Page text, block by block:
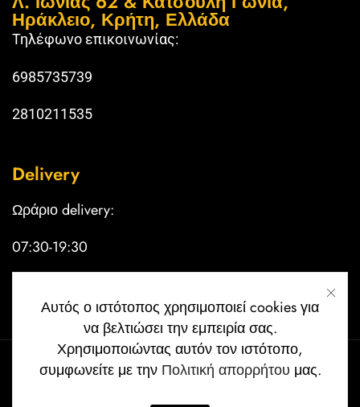
Αυτός ο ιστότοπος χρησιμοποιεί cookies για
να βελτιώσει την εμπειρία σας.
Χρησιμοποιώντας αυτόν τον ιστότοπο,
συμφωνείτε με την Πολιτική απορρήτου μας.
Ηράκλειο, Κρήτη, Ελλάδα
Τηλέφωνο επικοινωνίας:
6985735739
2810211535
Delivery
Ωράριο delivery:
07:30-19:30
Copyright © 2024 Filoi Cafe | Created by